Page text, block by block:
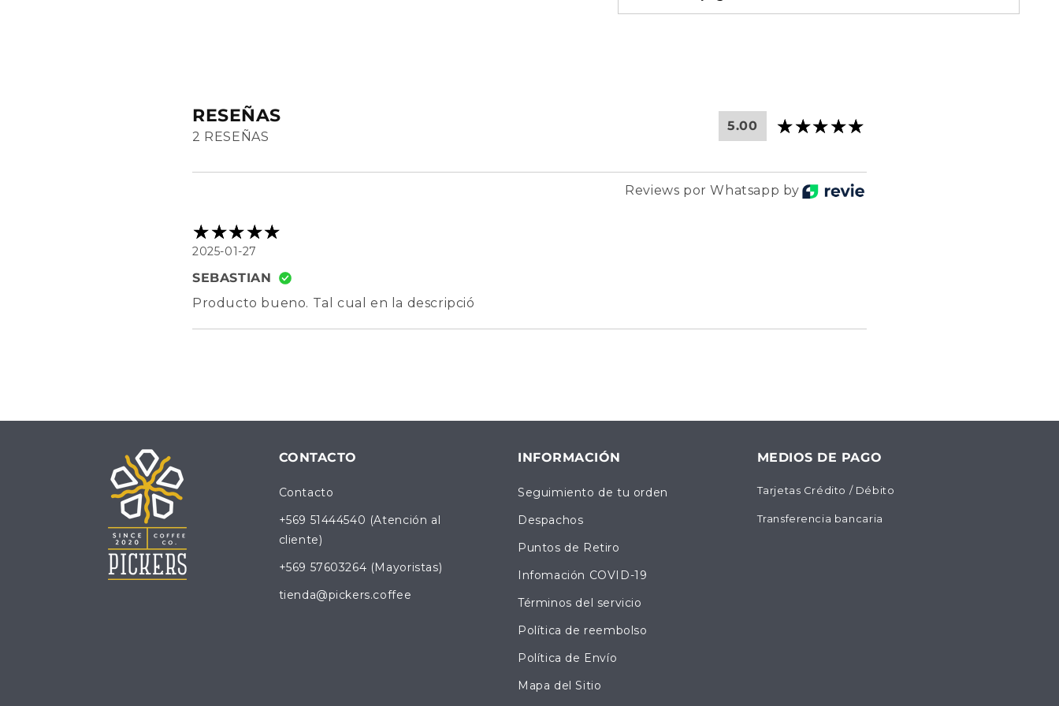
RESEÑAS
2 RESEÑAS
5.00
Reviews por Whatsapp by
2025-01-27
SEBASTIAN
Producto bueno. Tal cual en la descripció
CONTACTO
Contacto
+569 51444540 (Atención al
cliente)
+569 57603264 (Mayoristas)
tienda@pickers.coffee
INFORMACIÓN
Seguimiento de tu orden
Despachos
Puntos de Retiro
Infomación COVID-19
Términos del servicio
Política de reembolso
Política de Envío
Mapa del Sitio
MEDIOS DE PAGO
Tarjetas Crédito / Débito
Transferencia bancaria